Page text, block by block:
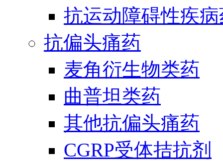
抗运动障碍性疾
抗偏头痛药
麦角衍生物类药
曲普坦类药
其他抗偏头痛药
CGRP受体拮抗剂